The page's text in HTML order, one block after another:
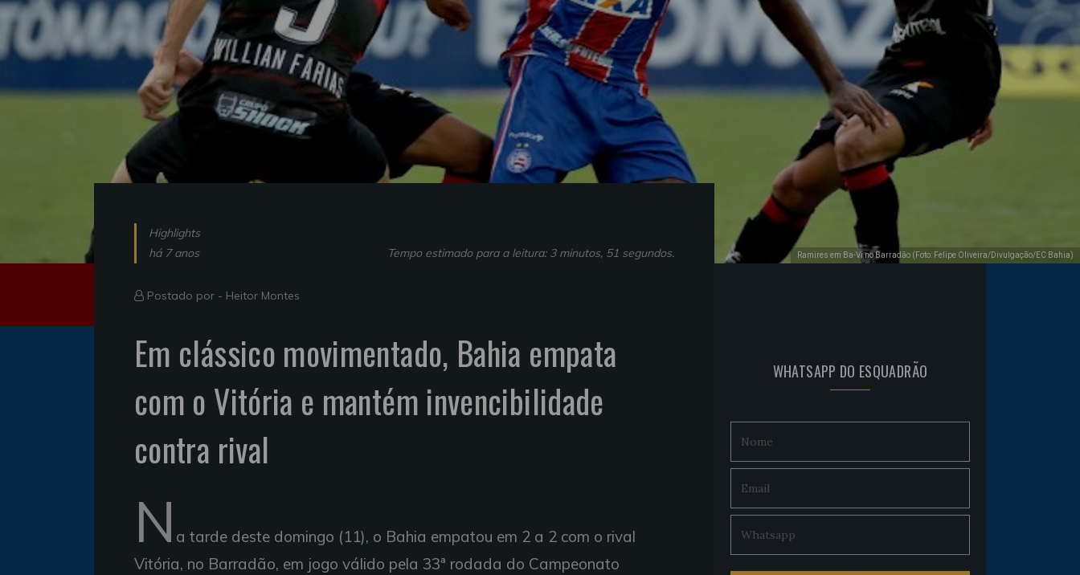
Ramires em Ba-Vi no Barradão (Foto: Felipe Oliveira/Divulgação/EC Bahia)
Highlights
há 7 anos
Tempo estimado para a leitura: 3 minutos, 51 segundos.
Postado por - Heitor Montes
Em clássico movimentado, Bahia empata
com o Vitória e mantém invencibilidade
contra rival
N a tarde deste domingo (11), o Bahia empatou em 2 a 2 com o rival
Vitória, no Barradão, em jogo válido pela 33ª rodada do Campeonato
WHATSAPP DO ESQUADRÃO